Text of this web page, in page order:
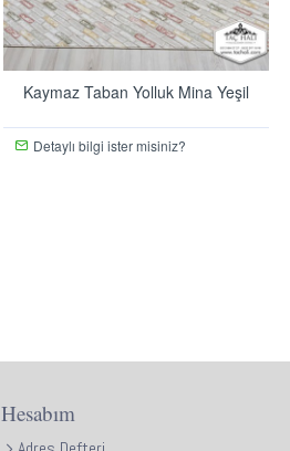
Kaymaz Taban Yolluk Mina Yeşil
Detaylı bilgi ister misiniz?
Hesabım